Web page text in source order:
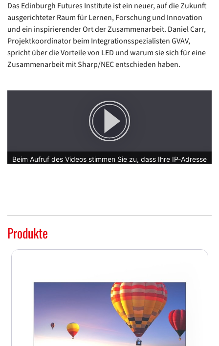
Das Edinburgh Futures Institute ist ein neuer, auf die Zukunft
ausgerichteter Raum für Lernen, Forschung und Innovation
und ein inspirierender Ort der Zusammenarbeit. Daniel Carr,
Projektkoordinator beim Integrationsspezialisten GVAV,
spricht über die Vorteile von LED und warum sie sich für eine
Zusammenarbeit mit Sharp/NEC entschieden haben.
Produkte